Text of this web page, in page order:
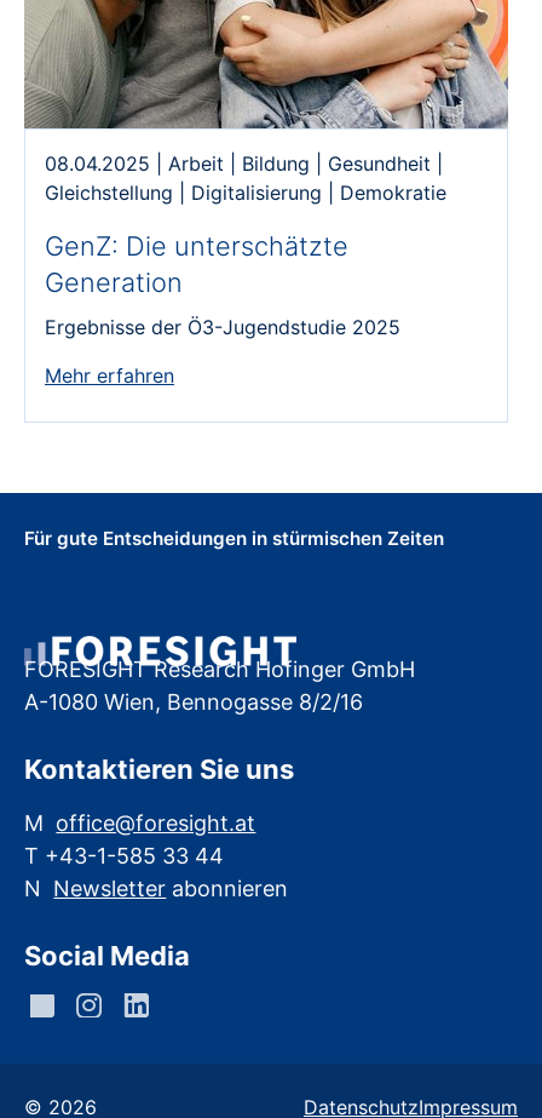
08.04.2025 Arbeit Bildung Gesundheit
Gleichstellung
Digitalisierung Demokratie
GenZ: Die unterschätzte
Generation
Ergebnisse der Ö3-Jugendstudie 2025
Mehr erfahren
Für gute Entscheidungen in stürmischen Zeiten
FORESIGHT Research Hofinger GmbH
A-1080 Wien, Bennogasse 8/2/16
Kontaktieren Sie uns
M office@foresight.at
T +43-1-585 33 44
N
Newsletter abonnieren
Social Media
© 2026 DatenschutzImpressum